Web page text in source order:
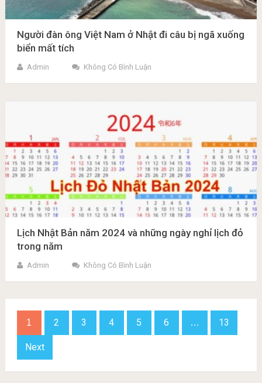
Người đàn ông Việt Nam ở Nhật đi câu bị ngã xuống
biển mất tích
Admin Không Có Bình Luận
Lịch Nhật Bản năm 2024 và những ngày nghỉ lịch đỏ
trong năm
Admin Không Có Bình Luận
Phân
trang
bài
viết
1 2 3 4 5 6 … 13
Next